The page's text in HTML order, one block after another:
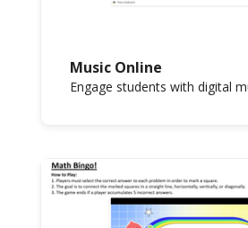
Music Online
Engage students with digital